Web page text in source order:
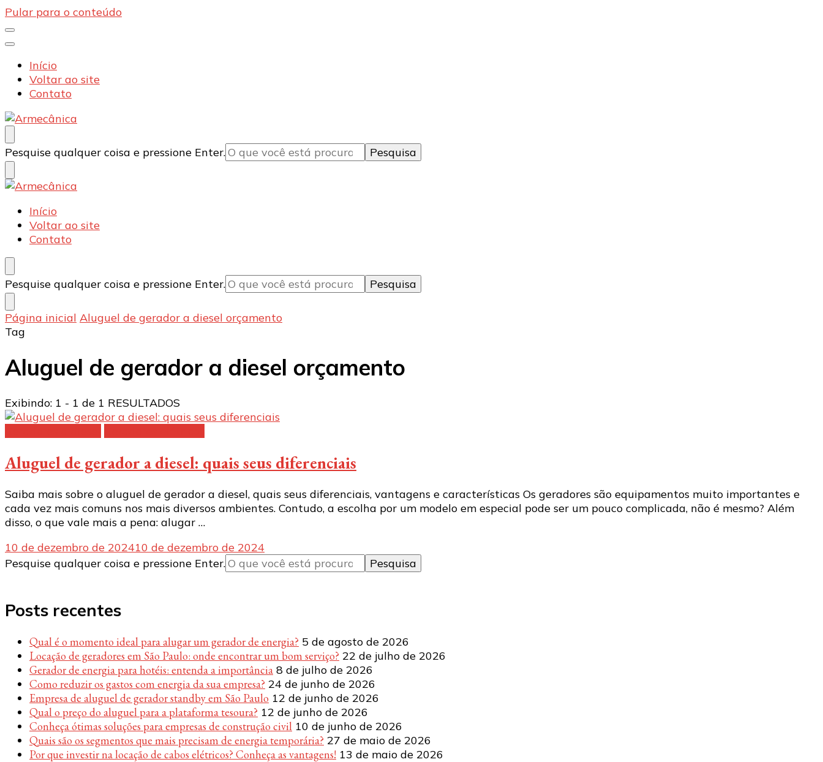
Pular para o conteúdo
Início
Voltar ao site
Contato
Armecânica
Blog
Procurando
algo?
Pesquise qualquer coisa e pressione Enter.
Armecânica
Blog
Início
Voltar ao site
Contato
Procurando
algo?
Pesquise qualquer coisa e pressione Enter.
Página inicial Aluguel de gerador a diesel orçamento
Tag
Aluguel de gerador a diesel orçamento
Exibindo: 1 - 1 de 1 RESULTADOS
Aluguel de gerador a diesel: quais seus diferenciais
Saiba mais sobre o aluguel de gerador a diesel, quais seus diferenciais, vantagens e características Os geradores são equipamentos muito importantes e
cada vez mais comuns nos mais diversos ambientes. Contudo, a escolha por um modelo em especial pode ser um pouco complicada, não é mesmo? Além
disso, o que vale mais a pena: alugar …
10 de dezembro de 202410 de dezembro de 2024
Procurando
Pesquise qualquer coisa e pressione Enter.
Posts recentes
Qual é o momento ideal para alugar um gerador de energia? 5 de agosto de 2026
Locação de geradores em São Paulo: onde encontrar um bom serviço? 22 de julho de 2026
Gerador de energia para hotéis: entenda a importância 8 de julho de 2026
Como reduzir os gastos com energia da sua empresa? 24 de junho de 2026
Empresa de aluguel de gerador standby em São Paulo 12 de junho de 2026
Qual o preço do aluguel para a plataforma tesoura? 12 de junho de 2026
Conheça ótimas soluções para empresas de construção civil 10 de junho de 2026
Quais são os segmentos que mais precisam de energia temporária? 27 de maio de 2026
Por que investir na locação de cabos elétricos? Conheça as vantagens! 13 de maio de 2026